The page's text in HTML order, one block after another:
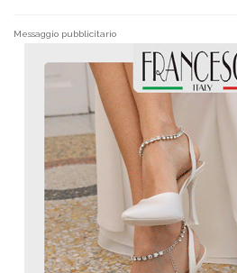
Messaggio pubblicitario